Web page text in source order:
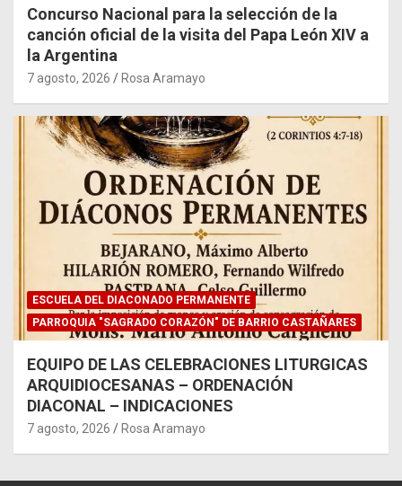
Concurso Nacional para la selección de la
canción oficial de la visita del Papa León XIV a
la Argentina
7 agosto, 2026 Rosa Aramayo
ESCUELA DEL DIACONADO PERMANENTE
PARROQUIA "SAGRADO CORAZÓN" DE BARRIO CASTAÑARES
EQUIPO DE LAS CELEBRACIONES LITURGICAS
ARQUIDIOCESANAS – ORDENACIÓN
DIACONAL – INDICACIONES
7 agosto, 2026 Rosa Aramayo